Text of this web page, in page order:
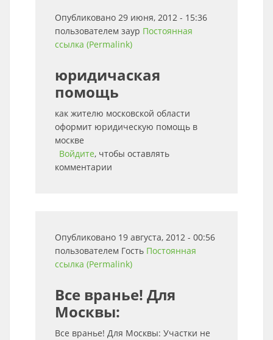
Опубликовано 29 июня, 2012 - 15:36
пользователем заур Постоянная
ссылка (Permalink)
юридичаская
помощь
как жителю московской области
оформит юридическую помощь в
москве
Войдите, чтобы оставлять
комментарии
Опубликовано 19 августа, 2012 - 00:56
пользователем Гость Постоянная
ссылка (Permalink)
Все вранье! Для
Москвы:
Все вранье! Для Москвы: Участки не